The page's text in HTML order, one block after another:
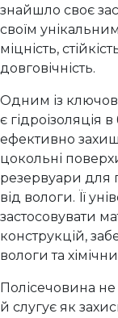
знайшло своє
своїм
міцність,
довговічність.
Одним із
є гідроізоляція
ефективно
цокольні
резервуари для
від вологи. Її
застосовувати
конструкцій,
вологи та
Полісечовина не
й слугує як